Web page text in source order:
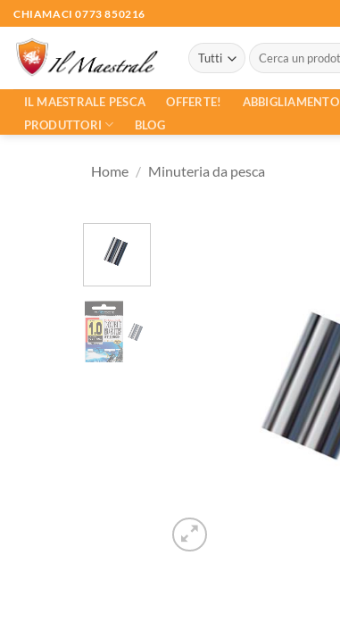
Salta
ai
contenuti
CHIAMACI 0773 850216
Cerca:
IL MAESTRALE PESCA OFFERTE! ABBIGLIAMENTO
PRODUTTORI
BLOG
Home / Minuteria da pesca